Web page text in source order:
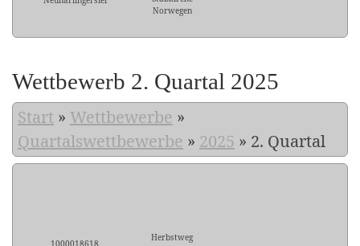
Norwegen
Wettbewerb 2. Quartal 2025
Start » Wettbewerbe »
Quartalswettbewerbe » 2025 » 2. Quartal
1000018618
Herbstweg